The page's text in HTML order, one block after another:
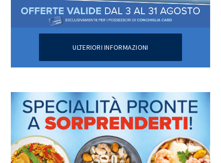
ULTERIORI INFORMAZIONI